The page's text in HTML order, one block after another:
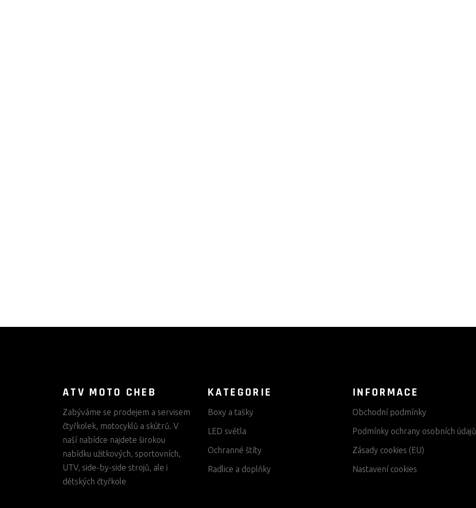
ATV MOTO CHEB
Zabýváme se prodejem a servisem
čtyřkolek, motocyklů a skútrů. V
naší nabídce najdete širokou
nabídku užitkových, sportovních,
UTV, side-by-side strojů, ale i
dětských čtyřkole
KATEGORIE
Boxy a tašky
LED světla
Ochranné štíty
Radlice a doplňky
INFORMACE
Obchodní podmínky
Podmínky ochrany osobních údajů
Zásady cookies (EU)
Nastavení cookies